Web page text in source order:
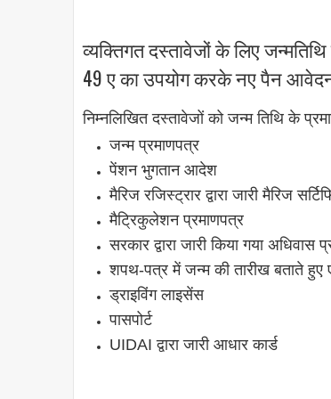
व्यक्तिगत दस्तावेजों के लिए
49 ए का उपयोग करके नए पैन आवेदन
निम्नलिखित दस्तावेजों को जन्म तिथि के
जन्म प्रमाणपत्र
पेंशन भुगतान आदेश
मैरिज रजिस्ट्रार द्वारा जारी मैरिज
मैट्रिकुलेशन प्रमाणपत्र
सरकार द्वारा जारी किया गया अधिवास
शपथ-पत्र में जन्म की तारीख बताते
ड्राइविंग लाइसेंस
पासपोर्ट
UIDAI द्वारा जारी आधार कार्ड